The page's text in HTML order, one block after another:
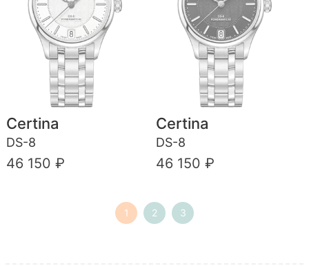
Certina
DS-8
46 150 ₽
Certina
DS-8
46 150 ₽
1 2 3